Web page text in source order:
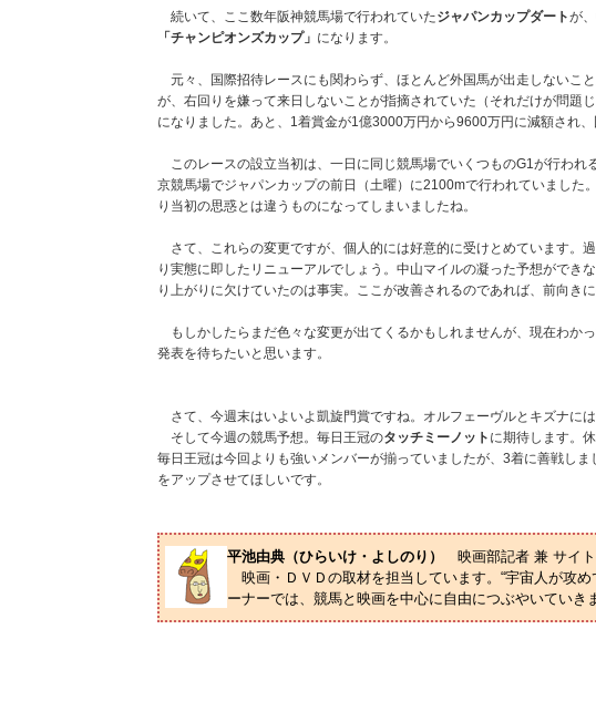
続いて、ここ数年阪神競馬場で行われていたジャパンカップダートが
「チャンピオンズカップ」 になります。
元々、国際招待レースにも関わらず、ほとんど外国馬が出走しないこ
が、右回りを嫌って来日しないことが指摘されていた（それだけが問題
になりました。あと、1着賞金が1億3000万円から9600万円に減額され、
このレースの設立当初は、一日に同じ競馬場でいくつものG1が行われ
京競馬場でジャパンカップの前日（土曜）に2100mで行われていました
り当初の思惑とは違うものになってしまいましたね。
さて、これらの変更ですが、個人的には好意的に受けとめています。
り実態に即したリニューアルでしょう。中山マイルの凝った予想ができ
り上がりに欠けていたのは事実。ここが改善されるのであれば、前向きに
もしかしたらまだ色々な変更が出てくるかもしれませんが、現在わか
発表を待ちたいと思います。
さて、今週末はいよいよ凱旋門賞ですね。オルフェーヴルとキズナには
そして今週の競馬予想。毎日王冠のタッチミーノット に期待します。
毎日王冠は今回よりも強いメンバーが揃っていましたが、3着に善戦し
をアップさせてほしいです。
平池由典（ひらいけ・よしのり） 映画部記者 兼 サイ
映画・ＤＶＤの取材を担当しています。“宇宙人が攻
ーナーでは、競馬と映画を中心に自由につぶやいていき